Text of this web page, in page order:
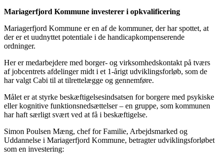
Mariagerfjord Kommune investerer i opkvalificering
Mariagerfjord Kommune er en af de kommuner, der har spottet, at
der er et uudnyttet potentiale i de handicapkompenserende
ordninger.
Her er medarbejdere med borger- og virksomhedskontakt på tværs
af jobcentrets afdelinger midt i et 1-årigt udviklingsforløb, som de
har valgt Cabi til at tilrettelægge og gennemføre.
Målet er at styrke beskæftigelsesindsatsen for borgere med psykiske
eller kognitive funktionsnedsættelser – en gruppe, som kommunen
har haft særligt svært ved at få i beskæftigelse.
Simon Poulsen Mæng, chef for Familie, Arbejdsmarked og
Uddannelse i Mariagerfjord Kommune, betragter udviklingsforløbet
som en investering: